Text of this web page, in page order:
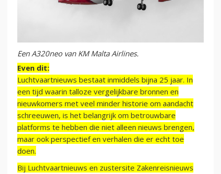
Een A320neo van KM Malta Airlines.
Even dit:
Luchtvaartnieuws bestaat inmiddels bijna 25 jaar. In
een tijd waarin talloze vergelijkbare bronnen en
nieuwkomers met veel minder historie om aandacht
schreeuwen, is het belangrijk om betrouwbare
platforms te hebben die niet alleen nieuws brengen,
maar ook perspectief en verhalen die er echt toe
doen.
Bij Luchtvaartnieuws en zustersite Zakenreisnieuws